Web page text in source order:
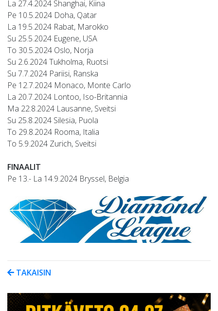
La 27.4.2024 Shanghai, Kiina
Pe 10.5.2024 Doha, Qatar
La 19.5.2024 Rabat, Marokko
Su 25.5.2024 Eugene, USA
To 30.5.2024 Oslo, Norja
Su 2.6.2024 Tukholma, Ruotsi
Su 7.7.2024 Pariisi, Ranska
Pe 12.7.2024 Monaco, Monte Carlo
La 20.7.2024 Lontoo, Iso-Britannia
Ma 22.8.2024 Lausanne, Sveitsi
Su 25.8.2024 Silesia, Puola
To 29.8.2024 Rooma, Italia
To 5.9.2024 Zurich, Sveitsi
FINAALIT
Pe 13.- La 14.9.2024 Bryssel, Belgia
TAKAISIN